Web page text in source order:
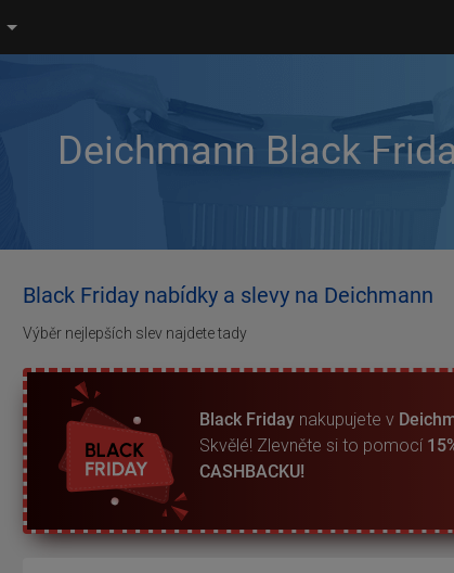
Deichmann Black
Black Friday nabídky a slevy na Deichmann
Výběr nejlepších slev najdete tady
Black Friday nakupujete v
Skvělé! Zlevněte si to pomocí
CASHBACKU!